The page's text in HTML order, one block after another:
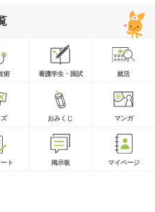
術 看護学生・国試 就活
ズ おみくじ マンガ
ト 掲示板 マイページ